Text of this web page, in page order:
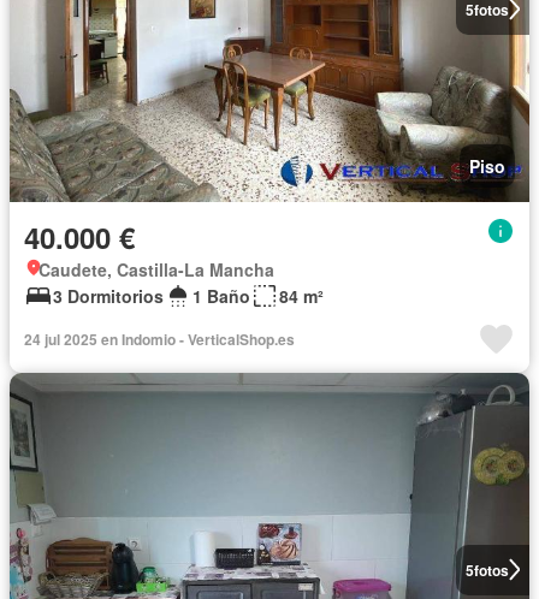
5fotos
Piso
40.000 €
Caudete, Castilla-La Mancha
3 Dormitorios
1 Baño 84 m²
24 jul 2025 en Indomio - VerticalShop.es
5fotos